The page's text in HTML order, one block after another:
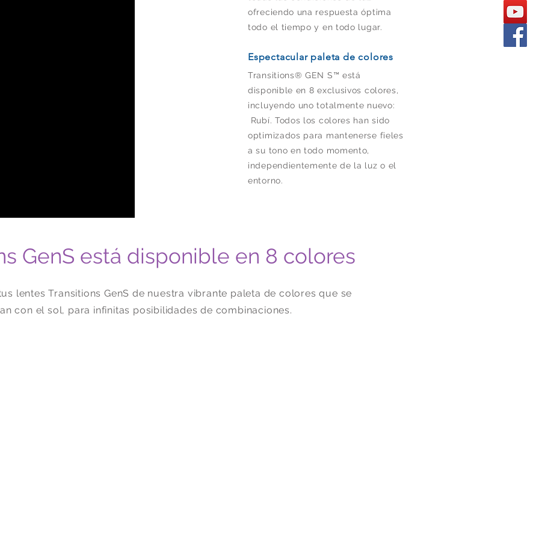
ofreciendo una respuesta óptima
todo el tiempo y en todo lugar.
Espectacular paleta de colores
Transitions® GEN S™ está
disponible en 8 exclusivos colores,
incluyendo uno totalmente nuevo:
Rubí. Todos los colores han sido
optimizados para mantenerse fieles
a su tono en todo momento,
independientemente de la luz o el
entorno.
GenS está disponible en 8 colores
lentes Transitions GenS de nuestra vibrante paleta de colores que se
con el sol, para infinitas posibilidades de combinaciones.